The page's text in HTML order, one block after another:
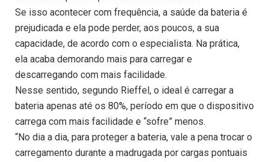
Se isso acontecer com frequência, a saúde da bateria é
prejudicada e ela pode perder, aos poucos, a sua
capacidade, de acordo com o especialista. Na prática,
ela acaba demorando mais para carregar e
descarregando com mais facilidade.
Nesse sentido, segundo Rieffel, o ideal é carregar a
bateria apenas até os 80%, período em que o dispositivo
carrega com mais facilidade e “sofre” menos.
“No dia a dia, para proteger a bateria, vale a pena trocar o
carregamento durante a madrugada por cargas pontuais